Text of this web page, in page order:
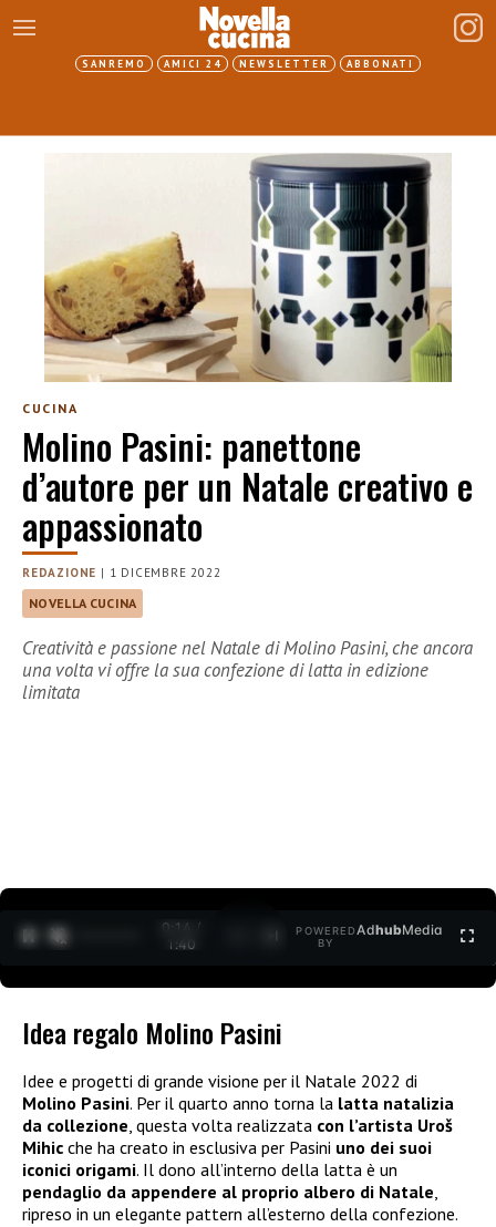
SANREMO AMICI 24 NEWSLETTER ABBONATI
CUCINA
Molino Pasini: panettone
d’autore per un Natale creativo e
appassionato
REDAZIONE | 1 DICEMBRE 2022
NOVELLA CUCINA
Creatività e passione nel Natale di Molino Pasini, che ancora
una volta vi offre la sua confezione di latta in edizione
limitata
0:15 /
1:40
POWERED
BY
AdhubMedia
Idea regalo Molino Pasini
Idee e progetti di grande visione per il Natale 2022 di
Molino Pasini. Per il quarto anno torna la latta natalizia
da collezione, questa volta realizzata con l’artista Uroš
Mihic che ha creato in esclusiva per Pasini uno dei suoi
iconici origami. Il dono all’interno della latta è un
pendaglio da appendere al proprio albero di Natale,
ripreso in un elegante pattern all’esterno della confezione.